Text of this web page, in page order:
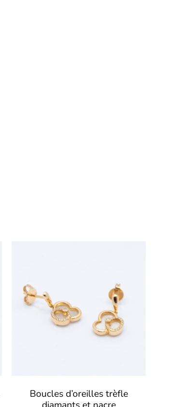
Boucles d’oreilles trèfle